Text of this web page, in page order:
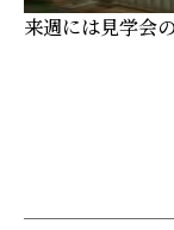
来週には見学会